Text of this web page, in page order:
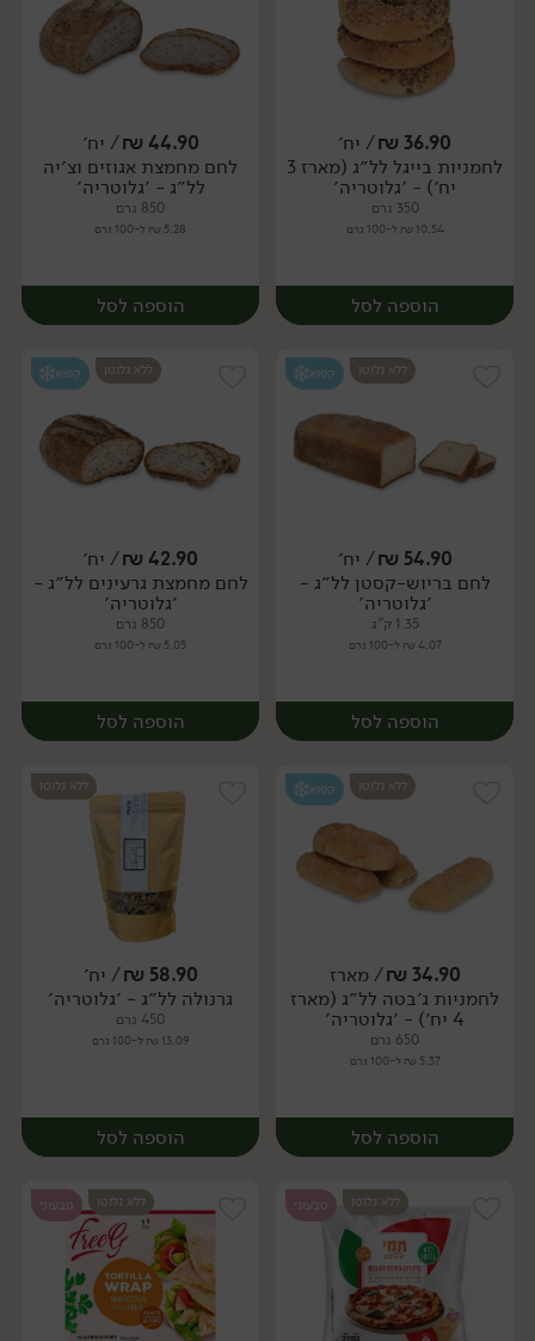
יח׳ יח׳
36.90
₪/ יח׳
לחמניות בייגל לל״ג (מארז 3
יח׳) - ׳גלוטריה׳
350 גרם
10.54 ₪ ל-100 גרם
הוספה לסל
יח׳
44.90
₪/ יח׳
לחם מחמצת אגוזים וצ׳יה
לל״ג - ׳גלוטריה׳
850 גרם
5.28 ₪ ל-100 גרם
הוספה לסל
יח׳
ללא גלוטן קפוא
54.90
₪/ יח׳
לחם בריוש-קסטן לל״ג -
׳גלוטריה׳
1.35 ק"ג
4.07 ₪ ל-100 גרם
הוספה לסל
יח׳
ללא גלוטן קפוא
42.90
₪/ יח׳
לחם מחמצת גרעינים לל״ג -
׳גלוטריה׳
850 גרם
5.05 ₪ ל-100 גרם
הוספה לסל
יח׳
ללא גלוטן קפוא
34.90
₪/ מארז
לחמניות ג׳בטה לל״ג (מארז
4 יח׳) - ׳גלוטריה׳
650 גרם
5.37 ₪ ל-100 גרם
הוספה לסל
ללא גלוטן
58.90
₪/ יח׳
גרנולה לל״ג - ׳גלוטריה׳
450 גרם
13.09 ₪ ל-100 גרם
הוספה לסל
ללא גלוטן טבעוני ללא גלוטן טבעוני